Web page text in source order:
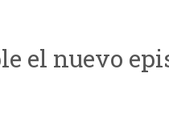
el nuevo